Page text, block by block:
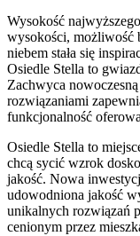
Wysokość
wysokości, możliwość
niebem stała się
Osiedle Stella to
Zachwyca
rozwiązaniami
funkcjonalność
Osiedle Stella to
chcą sycić wzrok
jakość. Nowa
udowodniona jakość
unikalnych rozwiązań
cenionym przez